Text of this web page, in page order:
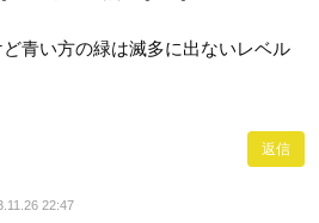
青い方の緑は滅多に出ないレベル
返信
22:47